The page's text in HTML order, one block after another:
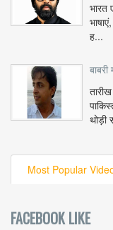
भारत
ह...
थोड़ी
Most Popular
FACEBOOK LIKE